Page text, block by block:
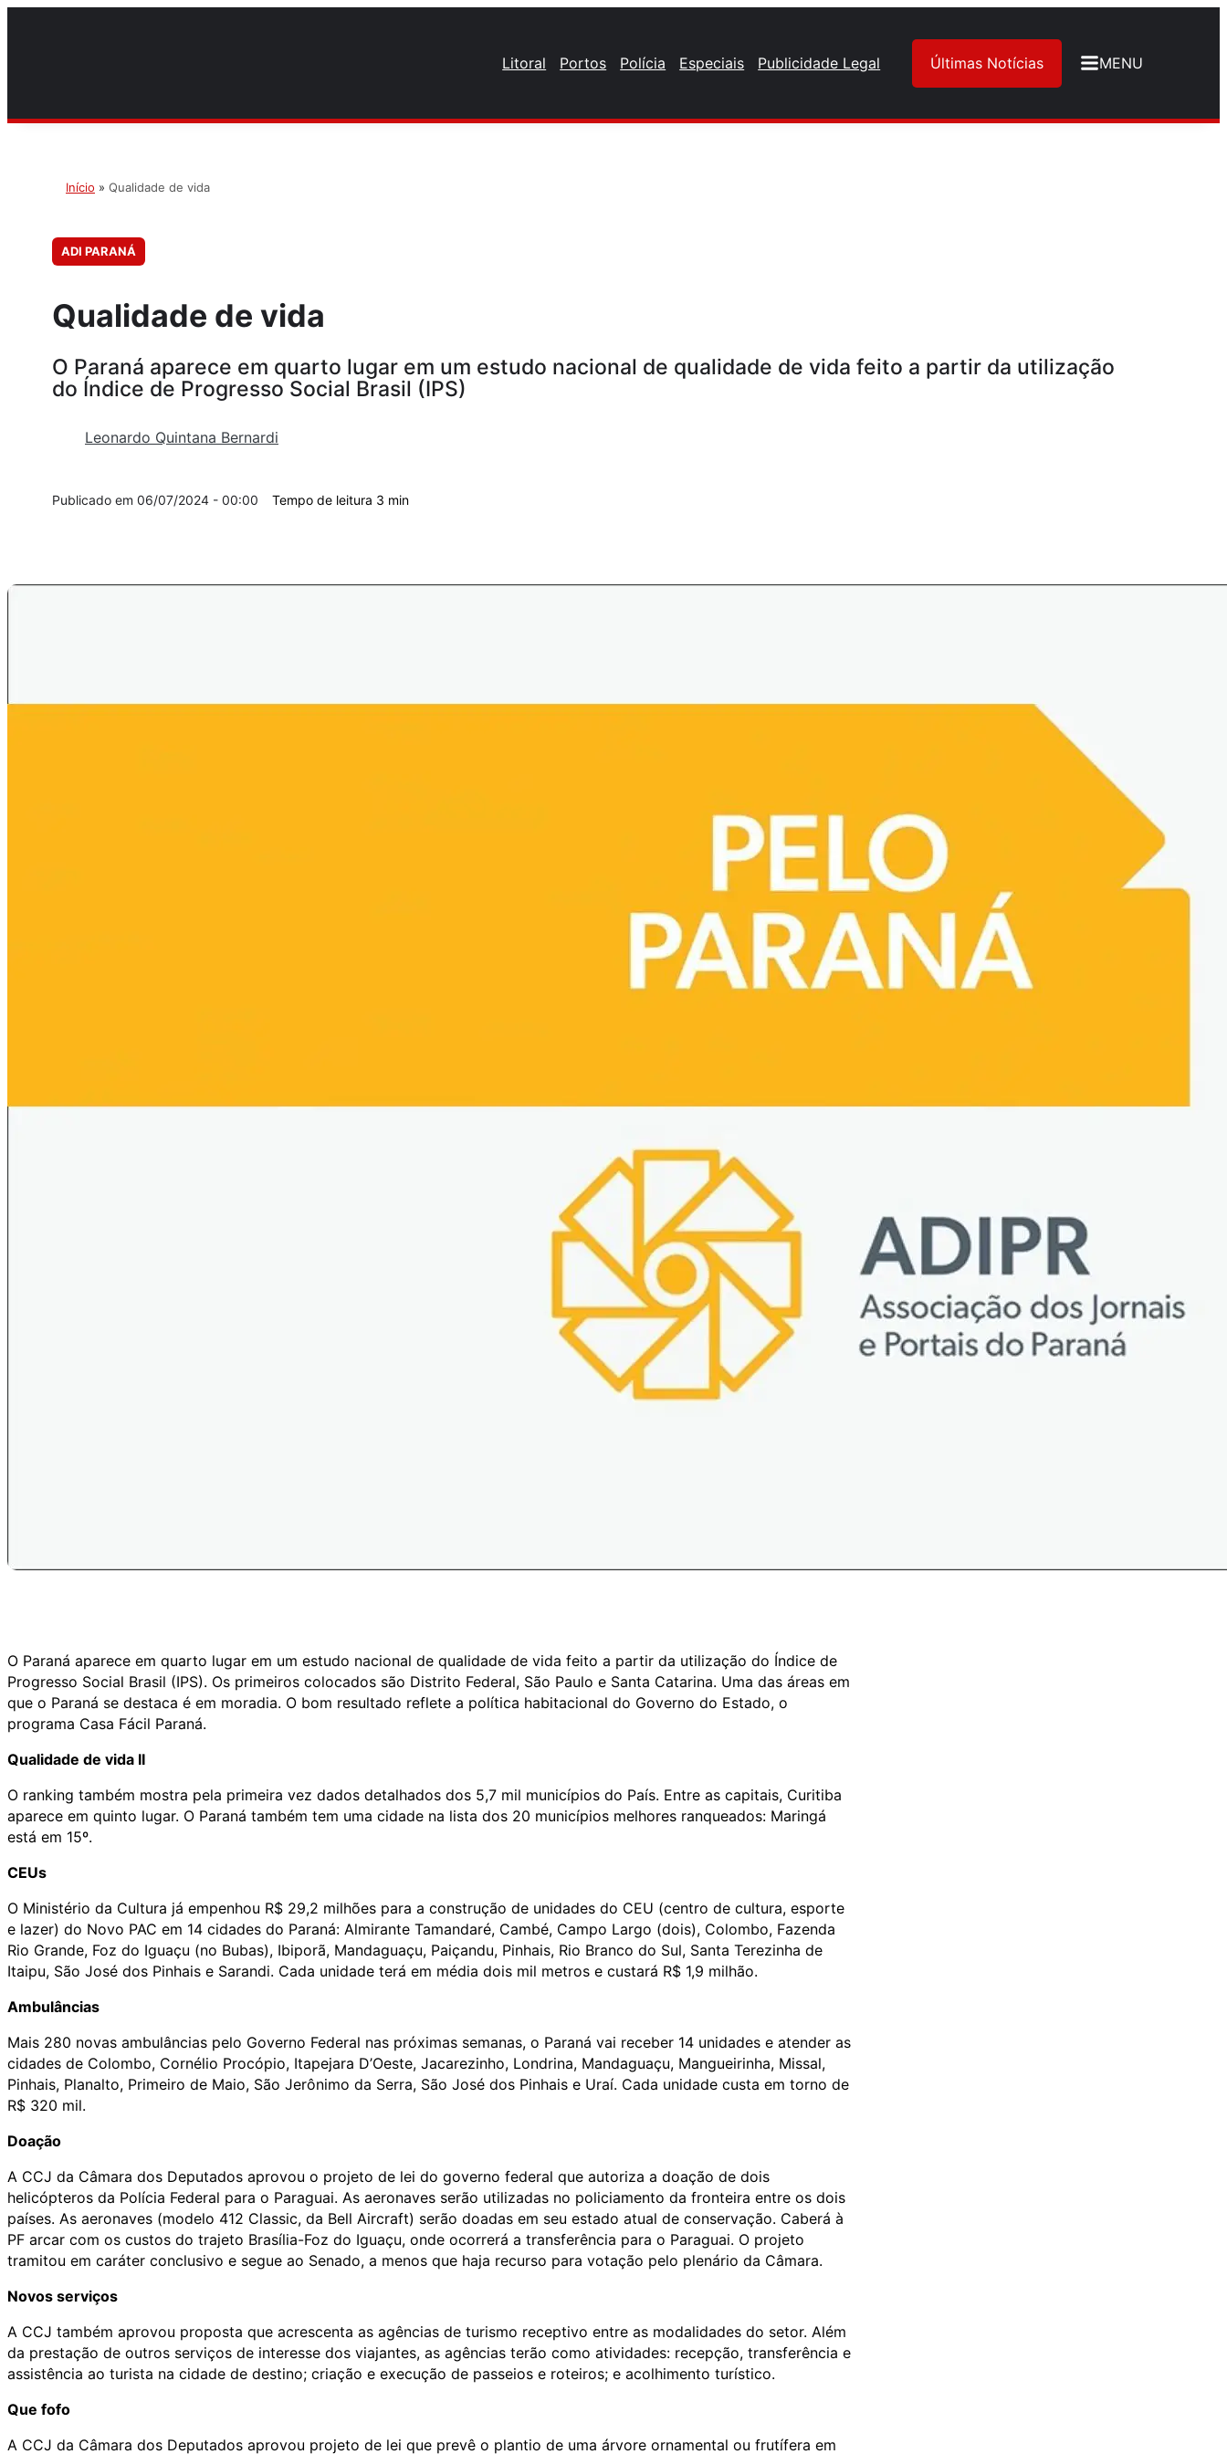
Litoral Portos Polícia Especiais Publicidade Legal Últimas Notícias MENU
Início » Qualidade de vida
ADI PARANÁ
Qualidade de vida
O Paraná aparece em quarto lugar em um estudo nacional de qualidade de vida feito a partir da utilização
do Índice de Progresso Social Brasil (IPS)
Leonardo Quintana Bernardi
06/07/2024 - 00:00
O Paraná aparece em quarto lugar em um estudo nacional de qualidade de vida feito a partir da utilização do Índice de
Progresso Social Brasil (IPS). Os primeiros colocados são Distrito Federal, São Paulo e Santa Catarina. Uma das áreas em
que o Paraná se destaca é em moradia. O bom resultado reflete a política habitacional do Governo do Estado, o
programa Casa Fácil Paraná.
Qualidade de vida II
O ranking também mostra pela primeira vez dados detalhados dos 5,7 mil municípios do País. Entre as capitais, Curitiba
aparece em quinto lugar. O Paraná também tem uma cidade na lista dos 20 municípios melhores ranqueados: Maringá
está em 15º.
CEUs
O Ministério da Cultura já empenhou R$ 29,2 milhões para a construção de unidades do CEU (centro de cultura, esporte
e lazer) do Novo PAC em 14 cidades do Paraná: Almirante Tamandaré, Cambé, Campo Largo (dois), Colombo, Fazenda
Rio Grande, Foz do Iguaçu (no Bubas), Ibiporã, Mandaguaçu, Paiçandu, Pinhais, Rio Branco do Sul, Santa Terezinha de
Itaipu, São José dos Pinhais e Sarandi. Cada unidade terá em média dois mil metros e custará R$ 1,9 milhão.
Ambulâncias
Mais 280 novas ambulâncias pelo Governo Federal nas próximas semanas, o Paraná vai receber 14 unidades e atender as
cidades de Colombo, Cornélio Procópio, Itapejara D’Oeste, Jacarezinho, Londrina, Mandaguaçu, Mangueirinha, Missal,
Pinhais, Planalto, Primeiro de Maio, São Jerônimo da Serra, São José dos Pinhais e Uraí. Cada unidade custa em torno de
R$ 320 mil.
Doação
A CCJ da Câmara dos Deputados aprovou o projeto de lei do governo federal que autoriza a doação de dois
helicópteros da Polícia Federal para o Paraguai. As aeronaves serão utilizadas no policiamento da fronteira entre os dois
países. As aeronaves (modelo 412 Classic, da Bell Aircraft) serão doadas em seu estado atual de conservação. Caberá à
PF arcar com os custos do trajeto Brasília-Foz do Iguaçu, onde ocorrerá a transferência para o Paraguai. O projeto
tramitou em caráter conclusivo e segue ao Senado, a menos que haja recurso para votação pelo plenário da Câmara.
Novos serviços
A CCJ também aprovou proposta que acrescenta as agências de turismo receptivo entre as modalidades do setor. Além
da prestação de outros serviços de interesse dos viajantes, as agências terão como atividades: recepção, transferência e
assistência ao turista na cidade de destino; criação e execução de passeios e roteiros; e acolhimento turístico.
Que fofo
A CCJ da Câmara dos Deputados aprovou projeto de lei que prevê o plantio de uma árvore ornamental ou frutífera em